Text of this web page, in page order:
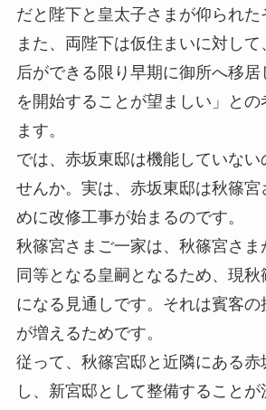
だと陛下と皇太子さまが仰られた
また、両陛下は仮住まいに対して
后ができる限り早期に御所へ移
を開始することが望ましい」と
ます。
では、赤坂東邸は機能していない
せんか。実は、赤坂東邸は秋篠宮
めに改修工事が始まるのです。
秋篠宮さまご一家は、秋篠宮さ
同等となる皇嗣となるため、現
になる見通しです。それは賓客の
が増えるためです。
従って、秋篠宮邸と近隣にある
し、新宮邸として整備することが